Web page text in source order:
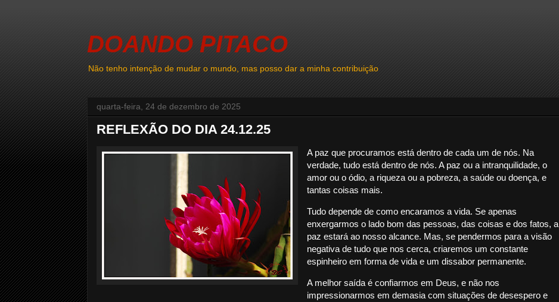
DOANDO PITACO
Não tenho intenção de mudar o mundo, mas posso dar a minha contribuição
quarta-feira, 24 de dezembro de 2025
REFLEXÃO DO DIA 24.12.25
A paz que procuramos está dentro de cada um de nós. Na
verdade, tudo está dentro de nós. A paz ou a intranquilidade, o
amor ou o ódio, a riqueza ou a pobreza, a saúde ou doença, e
tantas coisas mais.
Tudo depende de como encaramos a vida. Se apenas
enxergarmos o lado bom das pessoas, das coisas e dos fatos, a
paz estará ao nosso alcance. Mas, se pendermos para a visão
negativa de tudo que nos cerca, criaremos um constante
espinheiro em forma de vida e um dissabor permanente.
A melhor saída é confiarmos em Deus, e não nos
impressionarmos em demasia com situações de desespero e